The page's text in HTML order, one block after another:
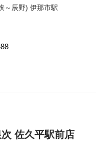
～辰野) 伊那市駅
佐久平駅前店